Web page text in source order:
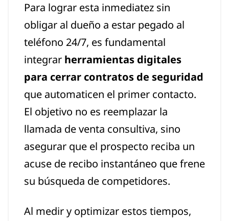
Para lograr esta inmediatez sin
obligar al dueño a estar pegado al
teléfono 24/7, es fundamental
integrar herramientas digitales
para cerrar contratos de seguridad
que automaticen el primer contacto.
El objetivo no es reemplazar la
llamada de venta consultiva, sino
asegurar que el prospecto reciba un
acuse de recibo instantáneo que frene
su búsqueda de competidores.
Al medir y optimizar estos tiempos,